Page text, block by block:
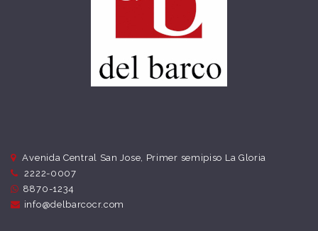
Avenida Central San Jose, Primer semipiso La Gloria
2222-0007
8870-1234
info@delbarcocr.com